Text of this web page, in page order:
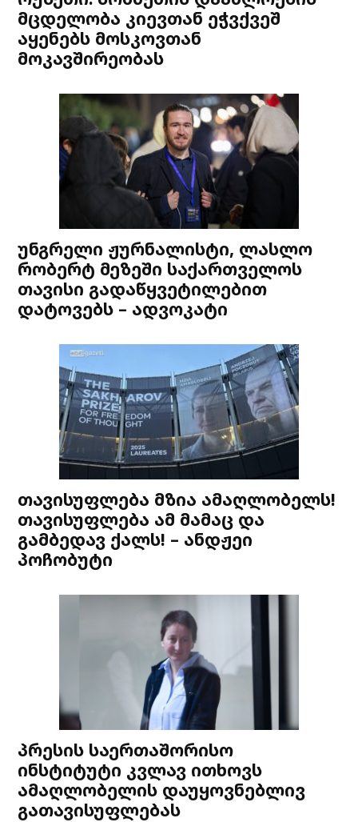
მცდელობა კიევთან ეჭვქვეშ
აყენებს მოსკოვთან
მოკავშირეობას
უნგრელი ჟურნალისტი, ლასლო
რობერტ მეზეში საქართველოს
თავისი გადაწყვეტილებით
დატოვებს – ადვოკატი
თავისუფლება მზია ამაღლობელს!
თავისუფლება ამ მამაც და
გამბედავ ქალს! – ანდჟეი
პოჩობუტი
პრესის საერთაშორისო
ინსტიტუტი კვლავ ითხოვს
ამაღლობელის დაუყოვნებლივ
გათავისუფლებას